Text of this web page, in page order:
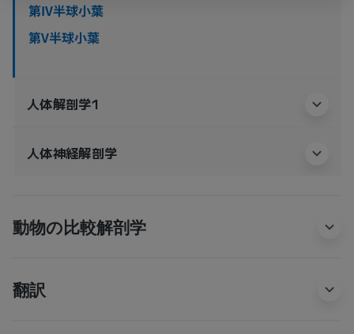
第IV半球小葉
第V半球小葉
人体解剖学1
人体神経解剖学
動物の比較解剖学
翻訳